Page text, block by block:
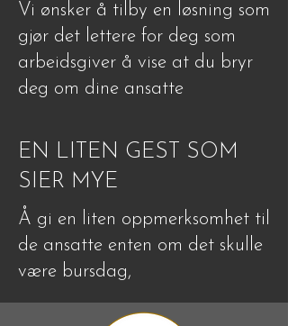
Vi ønsker å tilby en løsning som
gjør det lettere for deg som
arbeidsgiver å vise at du bryr
deg om dine ansatte
EN LITEN GEST SOM
SIER MYE
Å gi en liten oppmerksomhet til
de ansatte enten om det skulle
være bursdag,